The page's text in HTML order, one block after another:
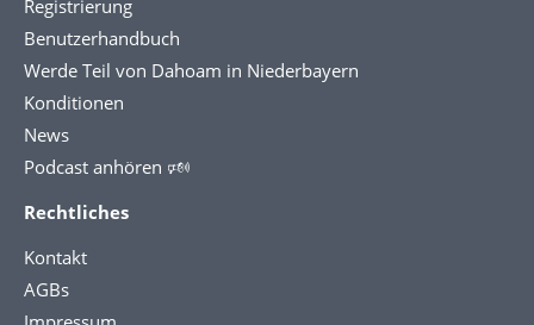
Registrierung
Benutzerhandbuch
Werde Teil von Dahoam in Niederbayern
Konditionen
News
Podcast anhören 🕬
Rechtliches
Kontakt
AGBs